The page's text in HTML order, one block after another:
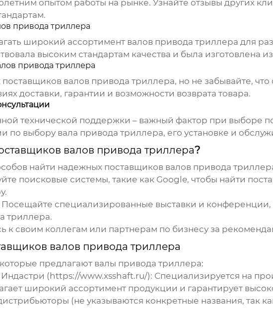
опытом работы на рынке. Узнайте отзывы других
привода триллера
широкий ассортимент валов привода триллера для
высоким стандартам качества и была изготовлена
привода триллера
поставщиков валов привода триллера, но не забывайте,
доставки, гарантии и возможности возврата товара.
технической поддержки – важный фактор при выборе
по выбору вала привода триллера, его установке и
валов привода триллера?
найти надежных поставщиков валов привода
поисковые системы, такие как Google, чтобы найти
Посещайте специализированные выставки и конференции,
триллера.
к своим коллегам или партнерам по бизнесу за
валов привода триллера
предлагают валы привода триллера:
( https://www.xsshaft.ru/): Специализируется на
широкий ассортимент продукции и гарантирует
(не указываются конкретные названия, так